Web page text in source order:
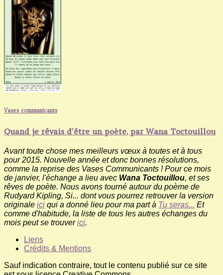
Vases communicants
Quand je rêvais d’être un poète, par Wana Toctouillou
Avant toute chose mes meilleurs vœux à toutes et à tous
pour 2015. Nouvelle année et donc bonnes résolutions,
comme la reprise des Vases Communicants ! Pour ce mois
de janvier, l'échange a lieu avec Wana Toctouillou, et ses
rêves de poète. Nous avons tourné autour du poème de
Rudyard Kipling, Si... dont vous pourrez retrouver la version
originale ici qui a donné lieu pour ma part à Tu seras... Et
comme d'habitude, la liste de tous les autres échanges du
mois peut se trouverici.
Liens
Crédits & Mentions
Sauf indication contraire, tout le contenu publié sur ce site